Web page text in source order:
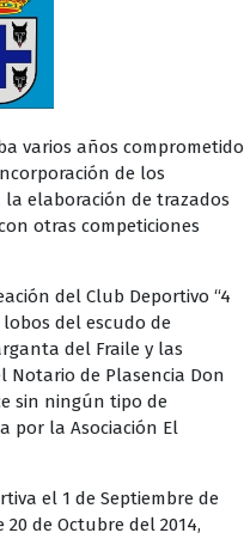
varios años comprometido
de los
elaboración de trazados
otras competiciones
del Club Deportivo “4
lobos del escudo de
del Fraile y las
Notario de Plasencia Don
sin ningún tipo de
por la Asociación El
el 1 de Septiembre de
20 de Octubre del 2014,